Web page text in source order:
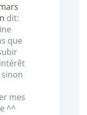
dit:
que
mes
^^